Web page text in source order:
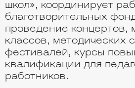
школ», координирует
благотворительных
проведение концертов,
классов, методических
фестивалей, курсы
квалификации для
работников.